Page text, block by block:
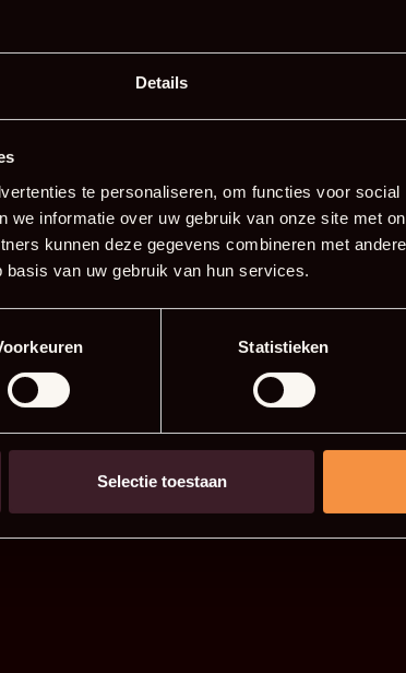
Details
te personaliseren, om functies voor
we informatie over uw gebruik van onze site met
kunnen deze gegevens combineren met
van uw gebruik van hun services.
Statistieken
Selectie toestaan